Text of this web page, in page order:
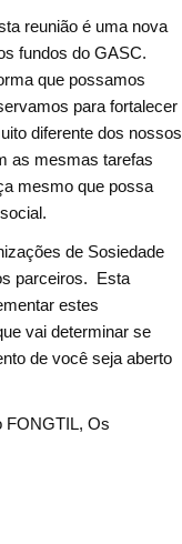
reunião é uma nova
fundos do GASC.
que possamos
para fortalecer
diferente dos nossos
as mesmas tarefas
mesmo que possa
de Sosiedade
parceiros. Esta
estes
vai determinar se
de você seja aberto
FONGTIL, Os